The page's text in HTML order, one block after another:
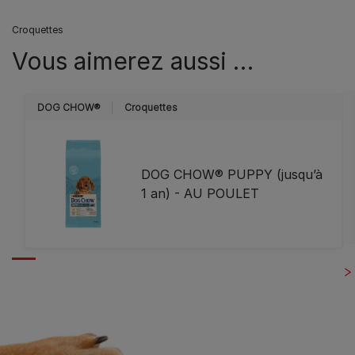
Croquettes
Vous aimerez aussi …
DOG CHOW® Croquettes
DOG CHOW® PUPPY (jusqu’à
1 an) - AU POULET